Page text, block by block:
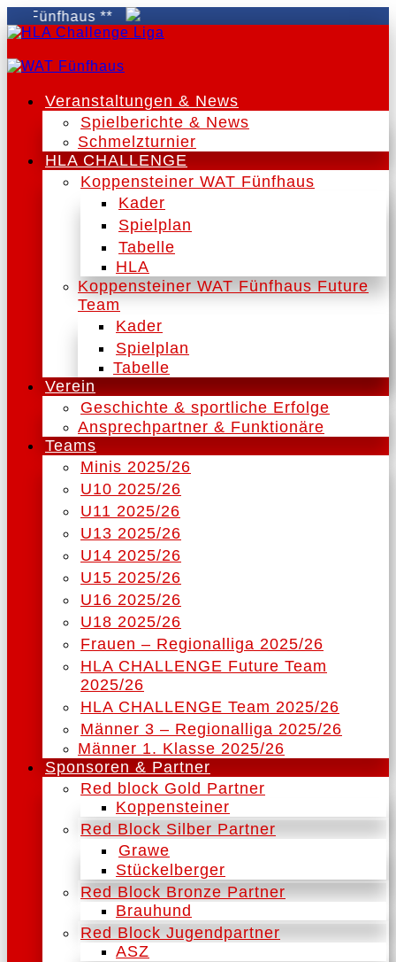
**
Veranstaltungen & News
Spielberichte & News
Schmelzturnier
HLA CHALLENGE
Koppensteiner WAT Fünfhaus
Kader
Spielplan
Tabelle
HLA
Koppensteiner WAT Fünfhaus Future
Team
Kader
Spielplan
Tabelle
Verein
Geschichte & sportliche Erfolge
Ansprechpartner & Funktionäre
Teams
Minis 2025/26
U10 2025/26
U11 2025/26
U13 2025/26
U14 2025/26
U15 2025/26
U16 2025/26
U18 2025/26
Frauen – Regionalliga 2025/26
HLA CHALLENGE Future Team
2025/26
HLA CHALLENGE Team 2025/26
Männer 3 – Regionalliga 2025/26
Männer 1. Klasse 2025/26
Sponsoren & Partner
Red block Gold Partner
Koppensteiner
Red Block Silber Partner
Grawe
Stückelberger
Red Block Bronze Partner
Brauhund
Red Block Jugendpartner
ASZ